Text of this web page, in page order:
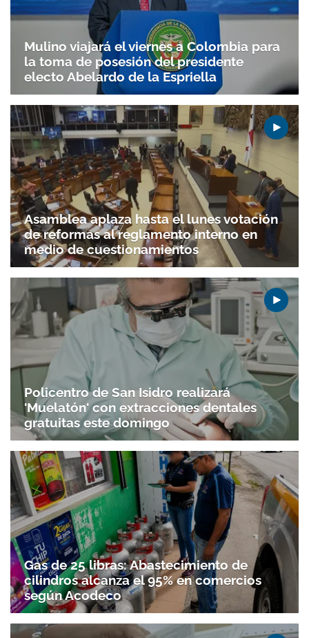
Mulino viajará el viernes a Colombia para
la toma de posesión del presidente
electo Abelardo de la Espriella
Asamblea aplaza hasta el lunes votación
de reformas al reglamento interno en
medio de cuestionamientos
Policentro de San Isidro realizará
'Muelatón' con extracciones dentales
gratuitas este domingo
Gas de 25 libras: Abastecimiento de
cilindros alcanza el 95% en comercios
según Acodeco